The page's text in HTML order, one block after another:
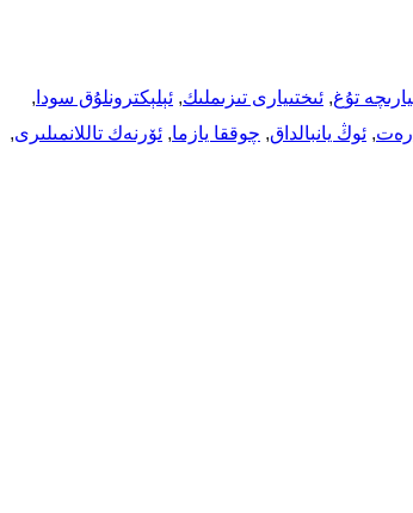
تۇغ, ئىختىيارى تىزىملىك, ئېلېكترونلۇق سودا ,
رەت, ئوڭ يانبالداق, چوققا يازما, ئۆرنەك تاللانمىلىرى,